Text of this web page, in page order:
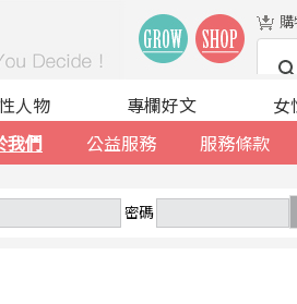
我們
公益服務 服務條款
人物 專欄好文 女
密碼